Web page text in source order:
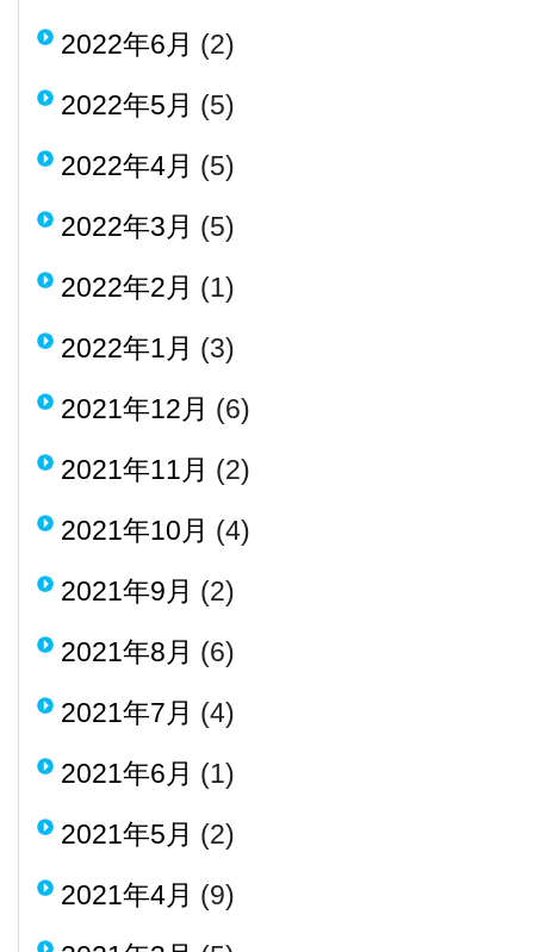
2022年6月 (2)
2022年5月 (5)
2022年4月 (5)
2022年3月 (5)
2022年2月 (1)
2022年1月 (3)
2021年12月 (6)
2021年11月 (2)
2021年10月 (4)
2021年9月 (2)
2021年8月 (6)
2021年7月 (4)
2021年6月 (1)
2021年5月 (2)
2021年4月 (9)